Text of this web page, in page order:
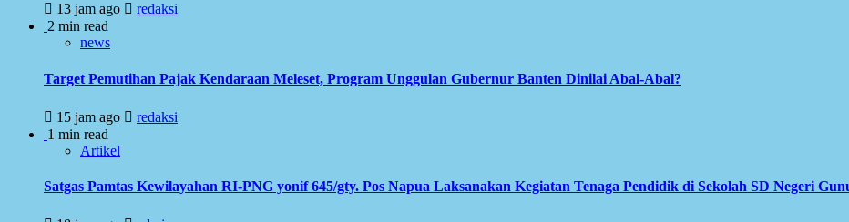
13 jam ago
redaksi
2 min read
news
Target Pemutihan Pajak Kendaraan Meleset, Program Unggulan Gubernur Banten Dinilai Abal-Abal?
15 jam ago
redaksi
1 min read
Artikel
Satgas Pamtas Kewilayahan RI-PNG yonif 645/gty. Pos Napua Laksanakan Kegiatan Tenaga Pendidik di Sekolah SD Negeri